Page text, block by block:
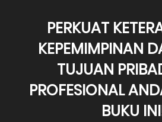
PERKUAT
KEPEMIMPINAN
TUJUAN
PROFESIONAL
BUKU